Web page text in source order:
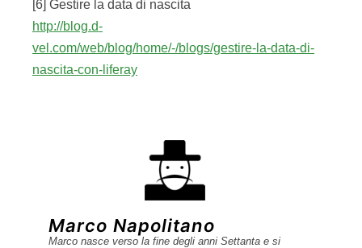
[6] Gestire la data di nascita
http://blog.d-
vel.com/web/blog/home/-/blogs/gestire-la-data-di-
nascita-con-liferay
Marco Napolitano
Marco nasce verso la fine degli anni Settanta e si